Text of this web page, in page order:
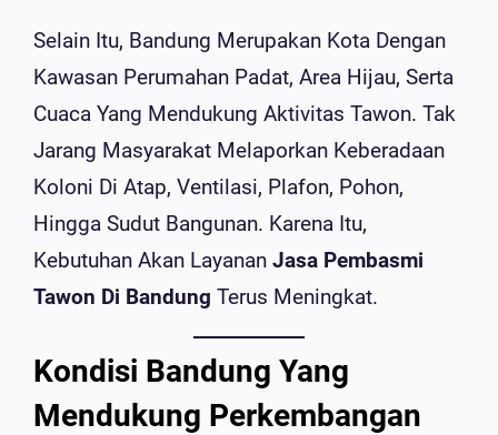
Selain Itu, Bandung Merupakan Kota Dengan
Kawasan Perumahan Padat, Area Hijau, Serta
Cuaca Yang Mendukung Aktivitas Tawon. Tak
Jarang Masyarakat Melaporkan Keberadaan
Koloni Di Atap, Ventilasi, Plafon, Pohon,
Hingga Sudut Bangunan. Karena Itu,
Kebutuhan Akan Layanan Jasa Pembasmi
Tawon Di Bandung Terus Meningkat.
Kondisi Bandung Yang
Mendukung Perkembangan